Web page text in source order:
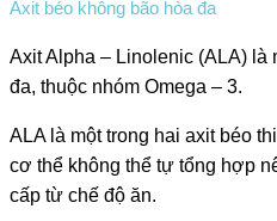
Axit béo không bão hòa đa
Axit Alpha – Linolenic (ALA) là
đa, thuộc nhóm Omega – 3.
ALA là một trong hai axit béo
cơ thể không thể tự tổng hợp
cấp từ chế độ ăn.